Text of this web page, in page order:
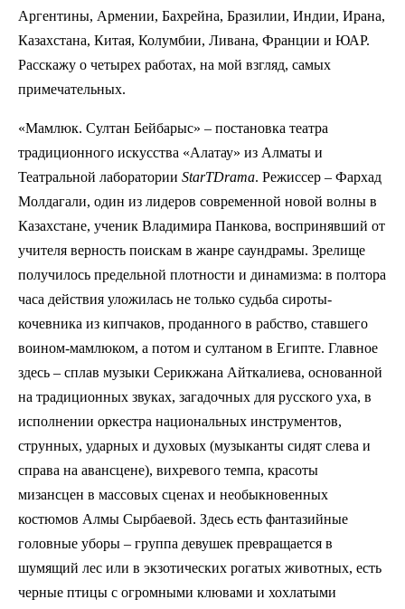
Аргентины, Армении, Бахрейна, Бразилии, Индии, Ирана,
Казахстана, Китая, Колумбии, Ливана, Франции и ЮАР.
Расскажу о четырех работах, на мой взгляд, самых
примечательных.
«Мамлюк. Султан Бейбарыс» – постановка театра
традиционного искусства «Алатау» из Алматы и
Театральной лаборатории StarTDrama. Режиссер – Фархад
Молдагали, один из лидеров современной новой волны в
Казахстане, ученик Владимира Панкова, воспринявший от
учителя верность поискам в жанре саундрамы. Зрелище
получилось предельной плотности и динамизма: в полтора
часа действия уложилась не только судьба сироты-
кочевника из кипчаков, проданного в рабство, ставшего
воином-мамлюком, а потом и султаном в Египте. Главное
здесь – сплав музыки Серикжана Айткалиева, основанной
на традиционных звуках, загадочных для русского уха, в
исполнении оркестра национальных инструментов,
струнных, ударных и духовых (музыканты сидят слева и
справа на авансцене), вихревого темпа, красоты
мизансцен в массовых сценах и необыкновенных
костюмов Алмы Сырбаевой. Здесь есть фантазийные
головные уборы – группа девушек превращается в
шумящий лес или в экзотических рогатых животных, есть
черные птицы с огромными клювами и хохлатыми